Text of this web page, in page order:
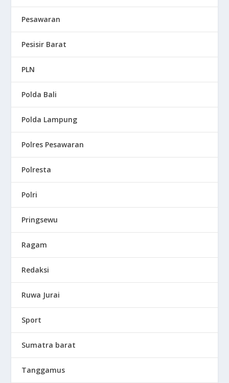
Pesawaran
Pesisir Barat
PLN
Polda Bali
Polda Lampung
Polres Pesawaran
Polresta
Polri
Pringsewu
Ragam
Redaksi
Ruwa Jurai
Sport
Sumatra barat
Tanggamus